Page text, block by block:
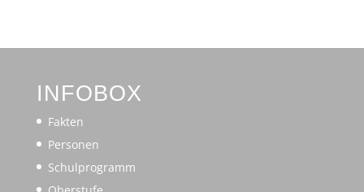
INFOBOX
Fakten
Personen
Schulprogramm